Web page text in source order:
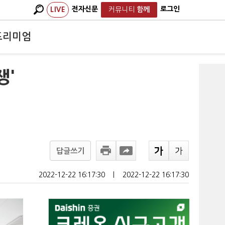
LIVE 전자신문 커뮤니티 함께 로그인
리미엄
'
답글쓰기
2022-12-22 16:17:30 2022-12-22 16:17:30